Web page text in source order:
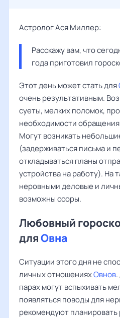
Астролог Ася Миллер:
Расскажу вам, что
года приготовил
Этот день может стать для
очень результативным.
суеты, мелких поломок,
необходимости
Могут возникать
(задерживаться письма и
откладываться планы
устройства на работу). На
неровными деловые и
возможны ссоры.
Любовный
дляОвна
Ситуации этого дня не
личных отношенияхОвнов
парах могут вспыхивать
появляться поводы для
рекомендуют